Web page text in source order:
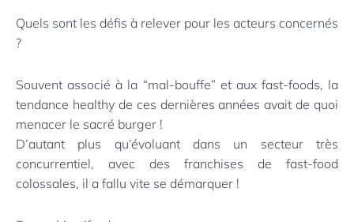
Quels sont les défis à relever pour les acteurs concernés
?
Souvent associé à la “mal-bouffe” et aux fast-foods, la
tendance healthy de ces dernières années avait de quoi
menacer le sacré burger !
D’autant plus qu’évoluant dans un secteur très
concurrentiel, avec des franchises de fast-food
colossales, il a fallu vite se démarquer !